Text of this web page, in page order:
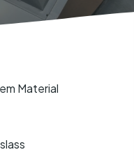
Material